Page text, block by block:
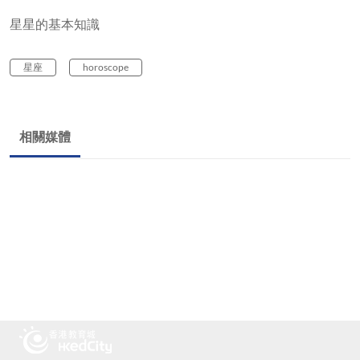
星星的基本知識
星座 horoscope
相關媒體